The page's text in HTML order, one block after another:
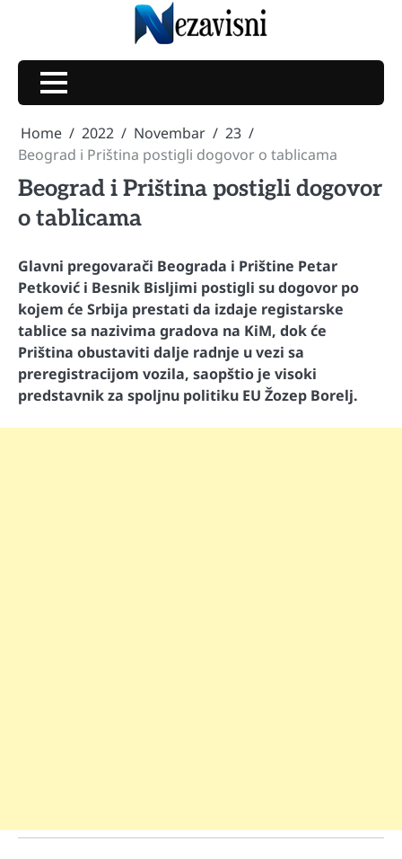
Home 2022 Novembar
23
Beograd i Priština postigli dogovor o tablicama
Beograd i Priština postigli dogovor
o tablicama
Glavni pregovarači Beograda i Prištine Petar
Petković i Besnik Bisljimi postigli su dogovor po
kojem će Srbija prestati da izdaje registarske
tablice sa nazivima gradova na KiM, dok će
Priština obustaviti dalje radnje u vezi sa
preregistracijom vozila, saopštio je visoki
predstavnik za spoljnu politiku EU Žozep Borelj.